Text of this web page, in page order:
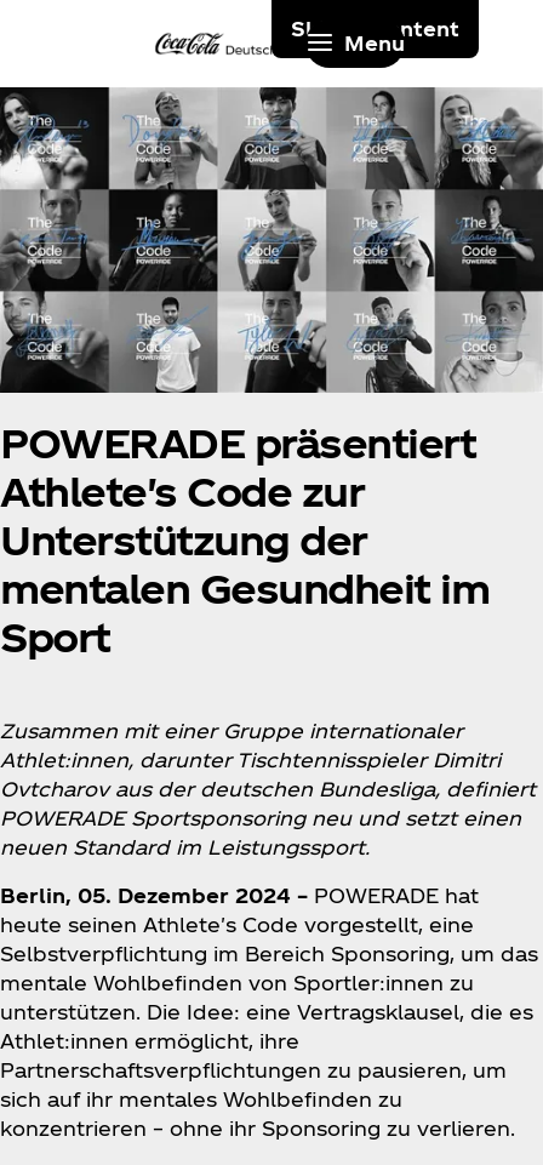
Skip to content
Menu
POWERADE präsentiert
Athlete's Code zur
Unterstützung der
mentalen Gesundheit im
Sport
Zusammen mit einer Gruppe internationaler
Athlet:innen, darunter Tischtennisspieler Dimitri
Ovtcharov aus der deutschen Bundesliga, definiert
POWERADE Sportsponsoring neu und setzt einen
neuen Standard im Leistungssport.
Berlin, 05. Dezember 2024 – POWERADE hat
heute seinen Athlete's Code vorgestellt, eine
Selbstverpflichtung im Bereich Sponsoring, um das
mentale Wohlbefinden von Sportler:innen zu
unterstützen. Die Idee: eine Vertragsklausel, die es
Athlet:innen ermöglicht, ihre
Partnerschaftsverpflichtungen zu pausieren, um
sich auf ihr mentales Wohlbefinden zu
konzentrieren – ohne ihr Sponsoring zu verlieren.